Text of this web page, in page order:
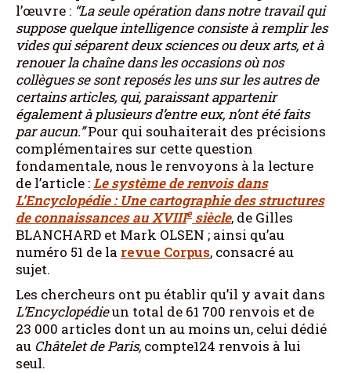
l’œuvre : “La seule opération dans notre travail qui
suppose quelque intelligence consiste à remplir les
vides qui séparent deux sciences ou deux arts, et à
renouer la chaîne dans les occasions où nos
collègues se sont reposés les uns sur les autres de
certains articles, qui, paraissant appartenir
également à plusieurs d’entre eux, n’ont été faits
par aucun.”Pour qui souhaiterait des précisions
complémentaires sur cette question
fondamentale, nous le renvoyons à la lecture
de l’article :Le système de renvois dans
L’Encyclopédie : Une cartographie des structures
de connaissances au XVIIIesiècle, de Gilles
BLANCHARD et Mark OLSEN ; ainsi qu’au
numéro 51 de la revue Corpus, consacré au
sujet.
Les chercheurs ont pu établir qu’il y avait dans
L’Encyclopédieun total de 61 700 renvois et de
23 000 articles dont un au moins un, celui dédié
au Châtelet de Paris, compte124 renvois à lui
seul.